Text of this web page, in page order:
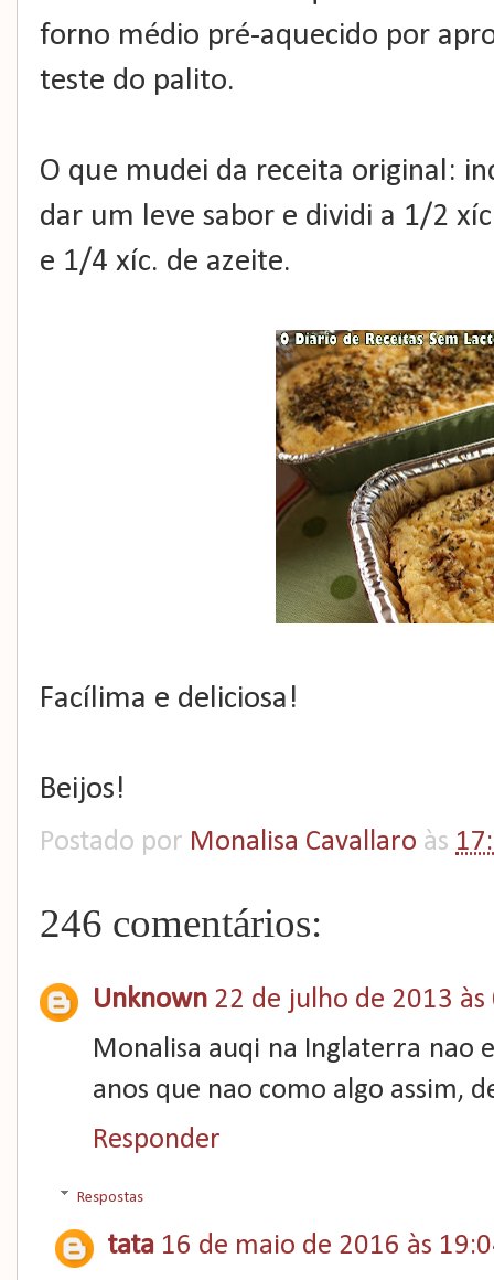
forno médio pré-aquecido por
teste do palito.
O que mudei da receita original:
dar um leve sabor e dividi a 1/2
e 1/4 xíc. de azeite.
Facílima e deliciosa!
Beijos!
Postado por Monalisa Cavallaro às
246 comentários:
Unknown 22 de julho de 2013 às
Monalisa auqi na Inglaterra nao
anos que nao como algo assim,
Responder
Respostas
tata 16 de maio de 2016 às